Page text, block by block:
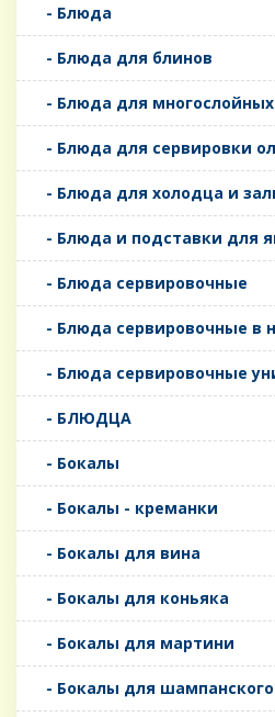
- Блюда
- Блюда для блинов
- Блюда для многослойных
- Блюда для сервировки
- Блюда для холодца и
- Блюда и подставки для
- Блюда сервировочные
- Блюда сервировочные в
- Блюда сервировочные
- БЛЮДЦА
- Бокалы
- Бокалы - креманки
- Бокалы для вина
- Бокалы для коньяка
- Бокалы для мартини
- Бокалы для шампанского